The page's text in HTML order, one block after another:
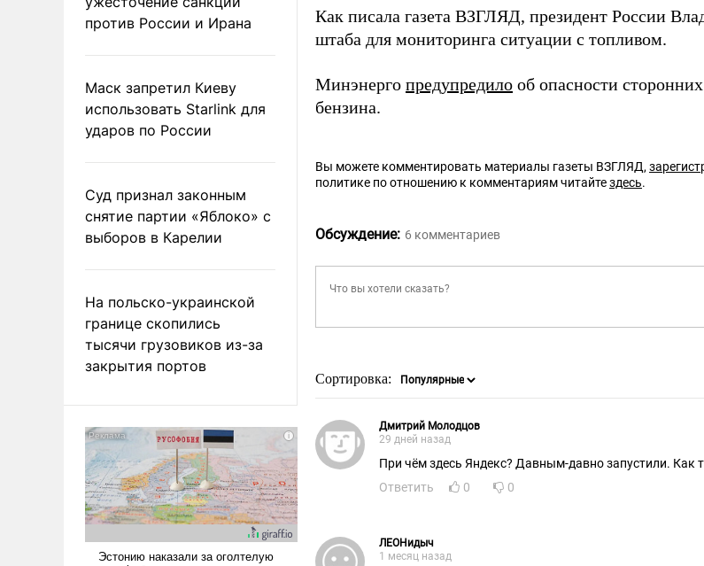
против России и Ирана
Маск запретил Киеву
использовать Starlink для
ударов по России
Суд признал законным
снятие партии «Яблоко» с
выборов в Карелии
На польско-украинской
границе скопились
тысячи грузовиков из-за
закрытия портов
Как писала газета ВЗГЛЯД, президент России
штаба для мониторинга ситуации с топливом.
Минэнерго предупредило об опасности
бензина.
Вы можете комментировать материалы газеты ВЗГЛЯД,
политике по отношению к комментариям читайтездесь.
Обсуждение: 6 комментариев
Сортировка:
Дмитрий Молодцов
29 дней назад
При чём здесь Яндекс? Давным-давно запустили. Как
Ответить
0 0
ЛЕОНидыч
1 месяц назад